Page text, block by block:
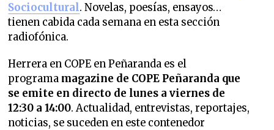
Sociocultural. Novelas, poesías, ensayos…
tienen cabida cada semana en esta sección
radiofónica.
Herrera en COPE en Peñaranda es el
programa magazine de COPE Peñaranda que
se emite en directo de lunes a viernes de
12:30 a 14:00. Actualidad, entrevistas, reportajes,
noticias, se suceden en este contenedor